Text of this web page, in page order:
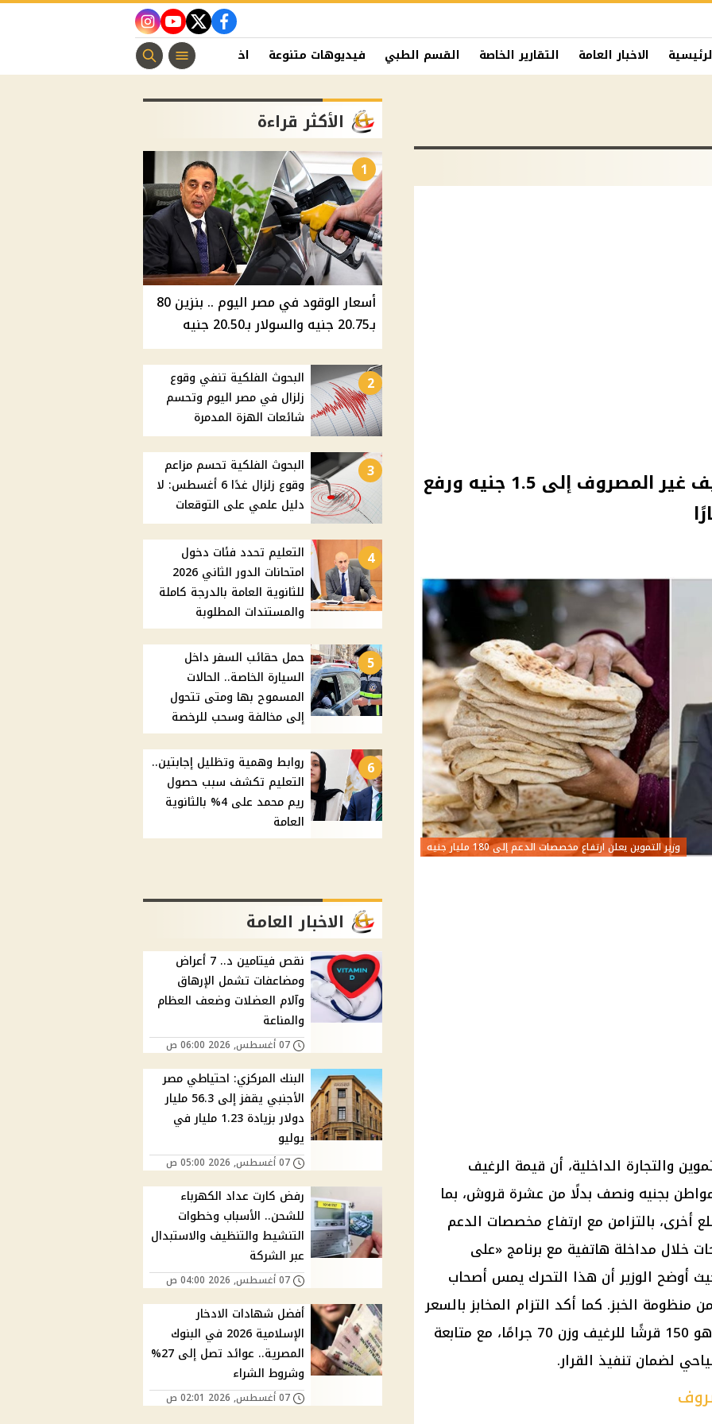
facebook
twitter
youtube
instagram
الاخبار العامة التقارير الخاصة القسم الطبي فيديوهات متنوعة اخبار الفن منوعات مسيحية
وزير التموين: تحويل الرغيف غير المصروف إلى 1.5 جنيه ورفع
وزير التموين يعلن ارتفاع مخصصات الدعم إلى 180 مليار جنيه
والتجارة الداخلية، أن قيمة الرغيف
بجنيه ونصف بدلًا من عشرة قروش، بما
أخرى، بالتزامن مع ارتفاع مخصصات الدعم
خلال مداخلة هاتفية مع برنامج «على
أوضح الوزير أن هذا التحرك يمس أصحاب
منظومة الخبز. كما أكد التزام المخابز بالسعر
، وهو 150 قرشًا للرغيف وزن 70 جرامًا، مع متابعة
الأكثر قراءة
1
أسعار الوقود في مصر اليوم .. بنزين 80
بـ20.75 جنيه والسولار بـ20.50 جنيه
2
البحوث الفلكية تنفي وقوع
زلزال في مصر اليوم وتحسم
شائعات الهزة المدمرة
3
البحوث الفلكية تحسم مزاعم
وقوع زلزال غدًا 6 أغسطس: لا
دليل علمي على التوقعات
4
التعليم تحدد فئات دخول
امتحانات الدور الثاني 2026
للثانوية العامة بالدرجة كاملة
والمستندات المطلوبة
5
حمل حقائب السفر داخل
السيارة الخاصة.. الحالات
المسموح بها ومتى تتحول
إلى مخالفة وسحب للرخصة
6
روابط وهمية وتظليل إجابتين..
التعليم تكشف سبب حصول
ريم محمد على 4% بالثانوية
العامة
الاخبار العامة
نقص فيتامين د.. 7 أعراض
ومضاعفات تشمل الإرهاق
وآلام العضلات وضعف العظام
والمناعة
07 أغسطس, 2026 06:00 ص
البنك المركزي: احتياطي مصر
الأجنبي يقفز إلى 56.3 مليار
دولار بزيادة 1.23 مليار في
يوليو
07 أغسطس, 2026 05:00 ص
رفض كارت عداد الكهرباء
للشحن.. الأسباب وخطوات
التنشيط والتنظيف والاستبدال
عبر الشركة
07 أغسطس, 2026 04:00 ص
أفضل شهادات الادخار
الإسلامية 2026 في البنوك
المصرية.. عوائد تصل إلى 27%
وشروط الشراء
07 أغسطس, 2026 02:01 ص